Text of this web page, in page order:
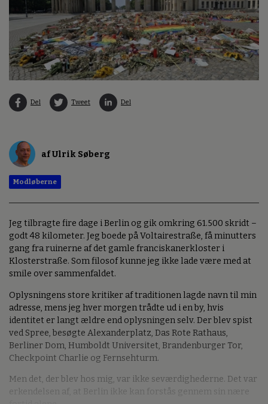
Del Tweet Del
af Ulrik Søberg
Modløberne
Jeg tilbragte fire dage i Berlin og gik omkring 61.500 skridt –
godt 48 kilometer. Jeg boede på Voltairestraße, få minutters
gang fra ruinerne af det gamle franciskanerkloster i
Klosterstraße. Som filosof kunne jeg ikke lade være med at
smile over sammenfaldet.
Oplysningens store kritiker af traditionen lagde navn til min
adresse, mens jeg hver morgen trådte ud i en by, hvis
identitet er langt ældre end oplysningen selv. Der blev spist
ved Spree, besøgte Alexanderplatz, Das Rote Rathaus,
Berliner Dom, Humboldt Universitet, Brandenburger Tor,
Checkpoint Charlie og Fernsehturm.
Men det, der blev hos mig, var ikke seværdighederne. Det var
erkendelsen af, at Berlin ikke kan forstås gennem sin nære